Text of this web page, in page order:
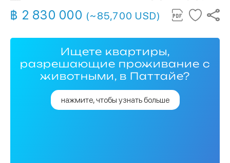
฿ 2 830 000 (~85,700 USD)
Ищете квартиры,
разрешающие проживание с
животными, в Паттайе?
нажмите, чтобы узнать больше